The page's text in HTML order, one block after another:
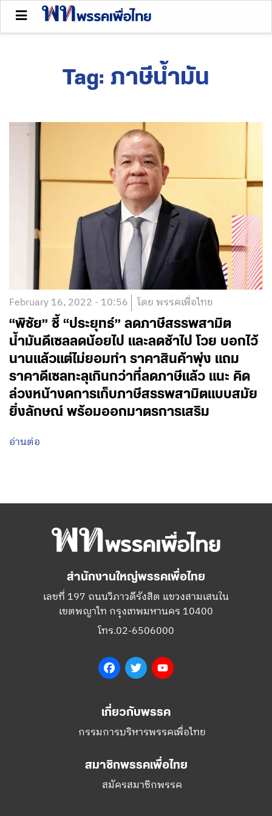
Tag: ภาษีน้ำมัน
February 16, 2022 - 10:56 โดย พรรคเพื่อไทย
“พิชัย” ชี้ “ประยุทธ์” ลดภาษีสรรพสามิต
น้ำมันดีเซลลดน้อยไป และลดช้าไป โวย บอกไว้
นานแล้วแต่ไม่ยอมทำ ราคาสินค้าพุ่ง แถม
ราคาดีเซลทะลุเกินกว่าที่ลดภาษีแล้ว แนะ คิด
ล่วงหน้างดการเก็บภาษีสรรพสามิตแบบสมัย
ยิ่งลักษณ์ พร้อมออกมาตรการเสริม
อ่านต่อ
สำนักงานใหญ่พรรคเพื่อไทย
เลขที่ 197 ถนนวิภาวดีรังสิต แขวงสามเสนใน
เขตพญาไท กรุงเทพมหานคร 10400
โทร.02-6506000
FacebookTwitter
เกี่ยวกับพรรค
กรรมการบริหารพรรคเพื่อไทย
สมาชิกพรรคเพื่อไทย
สมัครสมาชิกพรรค